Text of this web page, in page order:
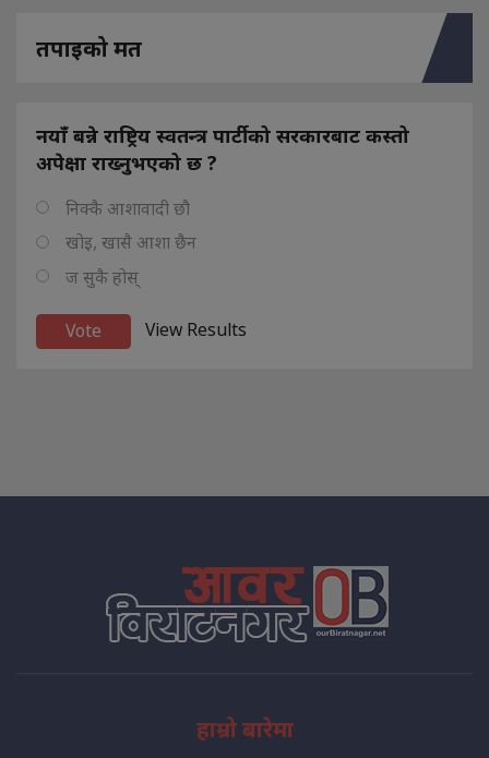
तपाइको मत
नयाँ बन्ने राष्ट्रिय स्वतन्त्र पार्टीको सरकारबाट कस्तो
अपेक्षा राख्नुभएको छ ?
निक्कै आशावादी छौ
खोइ, खासै आशा छैन
ज सुकै होस्
View Results
हाम्रो बारेमा